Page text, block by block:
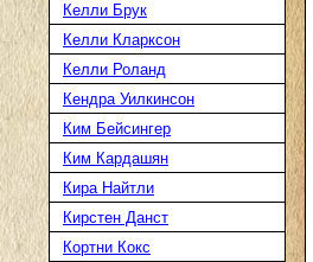
Келли Брук
Келли Кларксон
Келли Роланд
Кендра Уилкинсон
Ким Бейсингер
Ким Кардашян
Кира Найтли
Кирстен Данст
Кортни Кокс